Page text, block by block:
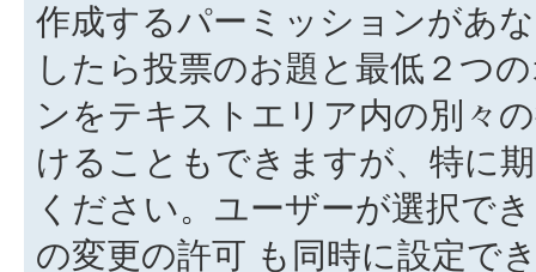
作成するパーミッションがあ
したら投票のお題と最低２つ
ンをテキストエリア内の別々
けることもできますが、特に
ください。ユーザーが選択で
の変更の許可 も同時に設定で